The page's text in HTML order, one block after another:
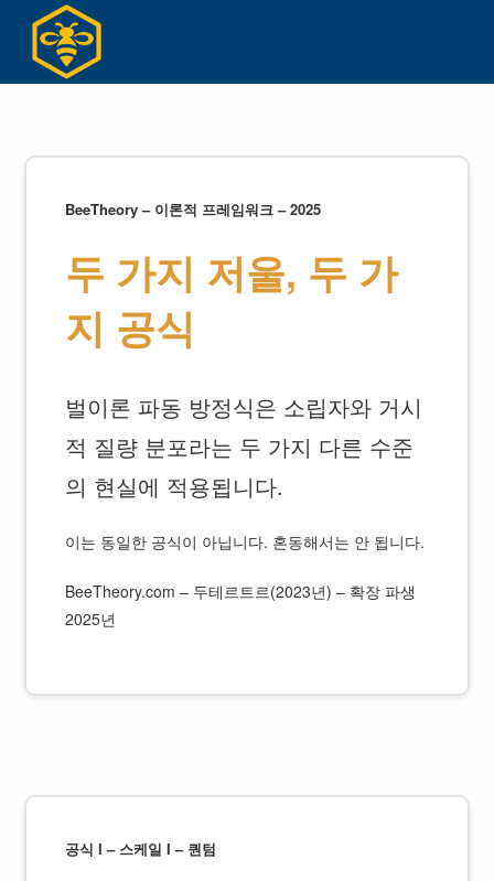
content
BeeTheory – 이론적 프레임워크 – 2025
두 가지 저울, 두 가
지 공식
벌이론 파동 방정식은 소립자와 거시
적 질량 분포라는 두 가지 다른 수준
의 현실에 적용됩니다.
이는 동일한 공식이 아닙니다. 혼동해서는 안 됩니다.
BeeTheory.com – 두테르트르(2023년) – 확장 파생
2025년
공식 I – 스케일 I – 퀀텀